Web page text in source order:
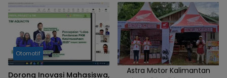
SportiNew Honda Vario Evo
160
Otomotif
Dorong Inovasi Mahasiswa,
Astra Motor Kalimantan